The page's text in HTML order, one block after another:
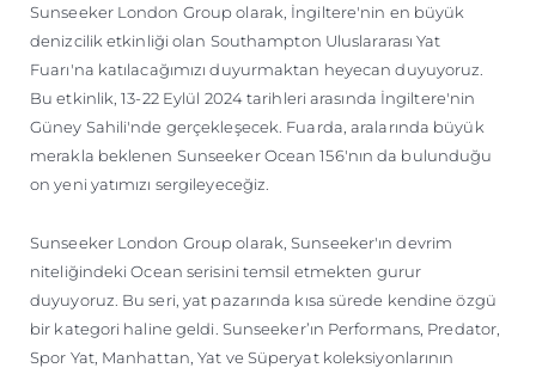
Sunseeker London Group olarak, İngiltere'nin en büyük
denizcilik etkinliği olan Southampton Uluslararası Yat
Fuarı'na katılacağımızı duyurmaktan heyecan duyuyoruz.
Bu etkinlik, 13-22 Eylül 2024 tarihleri arasında İngiltere'nin
Güney Sahili'nde gerçekleşecek. Fuarda, aralarında büyük
merakla beklenen Sunseeker Ocean 156'nın da bulunduğu
on yeni yatımızı sergileyeceğiz.
Sunseeker London Group olarak, Sunseeker'ın devrim
niteliğindeki Ocean serisini temsil etmekten gurur
duyuyoruz. Bu seri, yat pazarında kısa sürede kendine özgü
bir kategori haline geldi. Sunseeker’ın Performans, Predator,
Spor Yat, Manhattan, Yat ve Süperyat koleksiyonlarının